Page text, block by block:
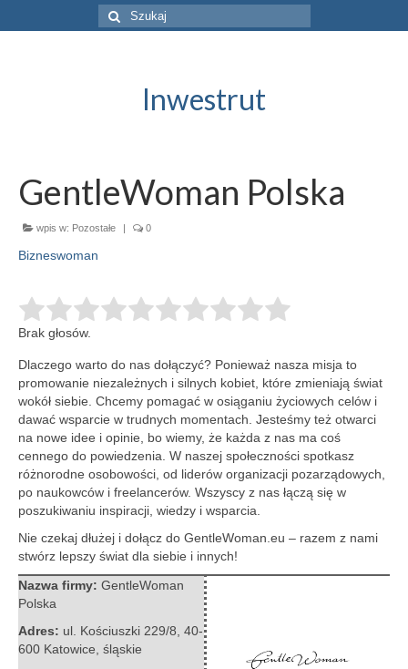
Szuklaj
w:
Inwestrut
GentleWoman Polska
wpis w: Pozostałe | 0
Bizneswoman
Brak głosów.
Dlaczego warto do nas dołączyć? Ponieważ nasza misja to
promowanie niezależnych i silnych kobiet, które zmieniają świat
wokół siebie. Chcemy pomagać w osiąganiu życiowych celów i
dawać wsparcie w trudnych momentach. Jesteśmy też otwarci
na nowe idee i opinie, bo wiemy, że każda z nas ma coś
cennego do powiedzenia. W naszej społeczności spotkasz
różnorodne osobowości, od liderów organizacji pozarządowych,
po naukowców i freelancerów. Wszyscy z nas łączą się w
poszukiwaniu inspiracji, wiedzy i wsparcia.
Nie czekaj dłużej i dołącz do GentleWoman.eu – razem z nami
stwórz lepszy świat dla siebie i innych!
Nazwa firmy: GentleWoman
Polska
Adres: ul. Kościuszki 229/8 40-
600 Katowice śląskie